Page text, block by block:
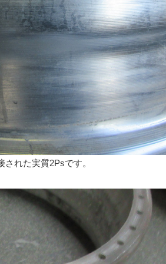
れた実質2Psです。